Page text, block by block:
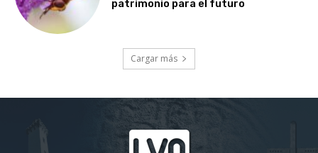
patrimonio para el futuro
Cargar más